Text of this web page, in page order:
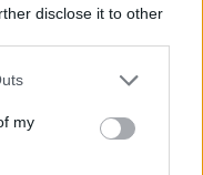
disclose it to other
my